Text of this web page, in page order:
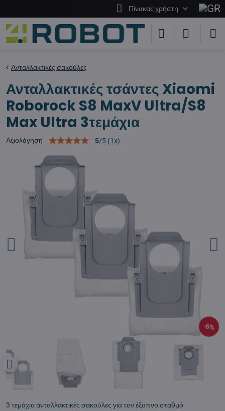
Πίνακας χρήστη
6%
Ανταλλακτικές σακούλες
Ανταλλακτικές τσάντες Xiaomi
Roborock S8 MaxV Ultra/S8
Max Ultra 3τεμάχια
Αξιολόγηση 5/5 (1x)
3 τεμάχια ανταλλακτικές σακούλες για τον έξυπνο σταθμό